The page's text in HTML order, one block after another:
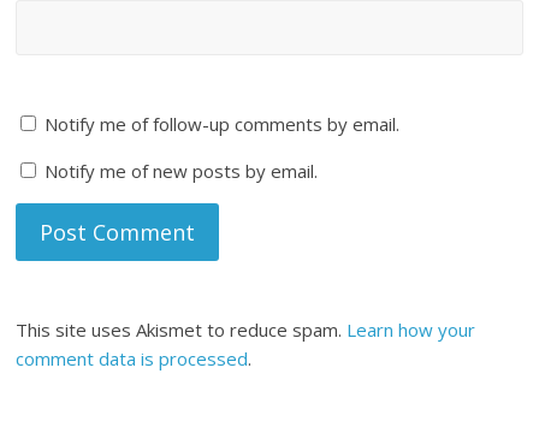
Notify me of follow-up comments by email.
Notify me of new posts by email.
This site uses Akismet to reduce spam. Learn how your
comment data is processed.